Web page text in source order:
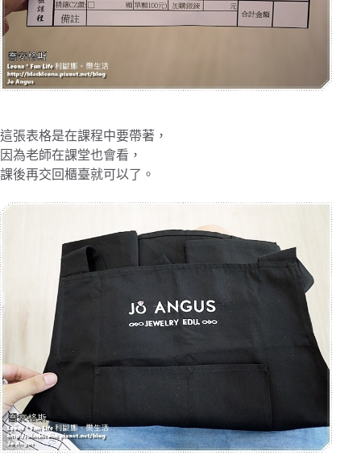
這張表格是在課程中要帶著，
因為老師在課堂也會看，
課後再交回櫃臺就可以了。